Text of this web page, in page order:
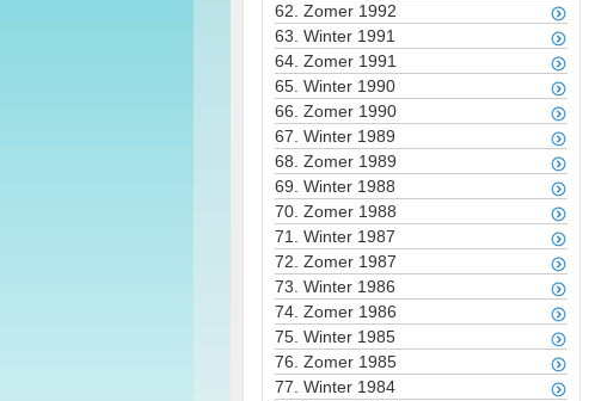
62. Zomer 1992
63. Winter 1991
64. Zomer 1991
65. Winter 1990
66. Zomer 1990
67. Winter 1989
68. Zomer 1989
69. Winter 1988
70. Zomer 1988
71. Winter 1987
72. Zomer 1987
73. Winter 1986
74. Zomer 1986
75. Winter 1985
76. Zomer 1985
77. Winter 1984